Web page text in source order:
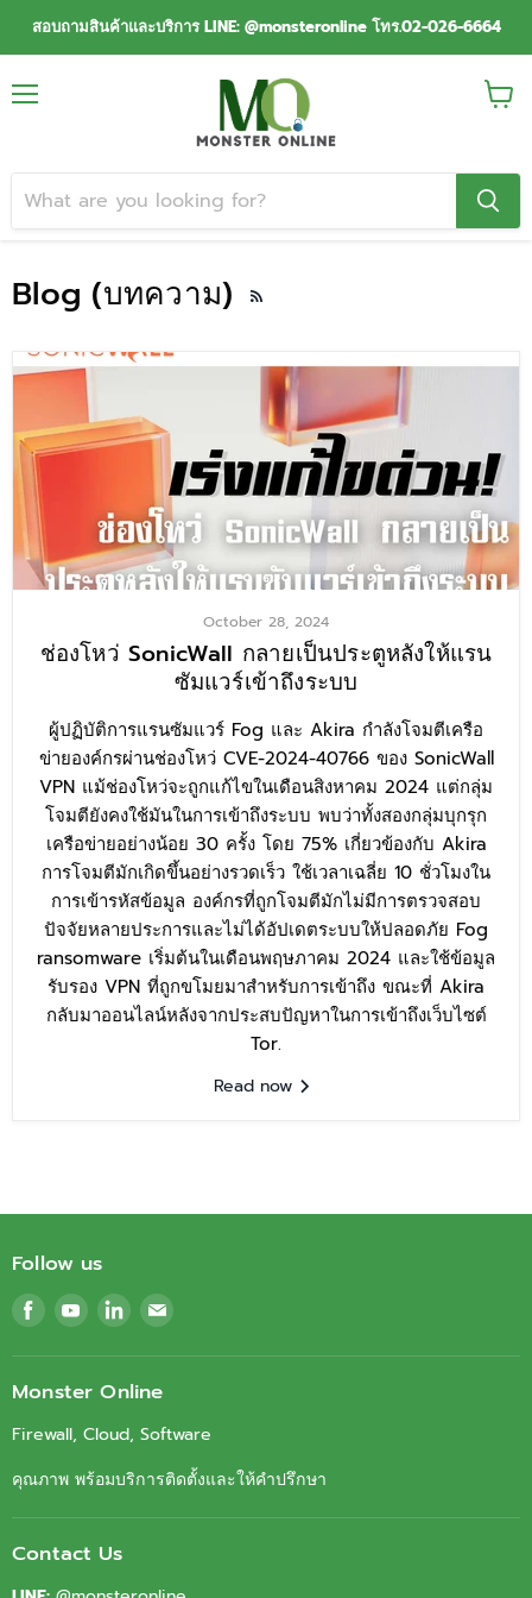
สอบถามสินค้าและบริการ LINE: @monsteronline โทร.02-026-6664
View
Blog (บทความ) RSS
October 28, 2024
ช่องโหว่ SonicWall กลายเป็นประตูหลังให้แรน
ซัมแวร์เข้าถึงระบบ
ผู้ปฏิบัติการแรนซัมแวร์ Fog และ Akira กำลังโจมตีเครือ
ข่ายองค์กรผ่านช่องโหว่ CVE-2024-40766 ของ SonicWall
VPN แม้ช่องโหว่จะถูกแก้ไขในเดือนสิงหาคม 2024 แต่กลุ่ม
โจมตียังคงใช้มันในการเข้าถึงระบบ พบว่าทั้งสองกลุ่มบุกรุก
เครือข่ายอย่างน้อย 30 ครั้ง โดย 75% เกี่ยวข้องกับ Akira
การโจมตีมักเกิดขึ้นอย่างรวดเร็ว ใช้เวลาเฉลี่ย 10 ชั่วโมงใน
การเข้ารหัสข้อมูล องค์กรที่ถูกโจมตีมักไม่มีการตรวจสอบ
ปัจจัยหลายประการและไม่ได้อัปเดตระบบให้ปลอดภัย Fog
ransomware เริ่มต้นในเดือนพฤษภาคม 2024 และใช้ข้อมูล
รับรอง VPN ที่ถูกขโมยมาสำหรับการเข้าถึง ขณะที่ Akira
กลับมาออนไลน์หลังจากประสบปัญหาในการเข้าถึงเว็บไซต์
Tor.
Read now
Follow us
Find
us
on
Facebook
Find
us
on
Youtube
Find
us
on
LinkedIn
Find
on
Monster Online
Firewall, Cloud, Software
คุณภาพ พร้อมบริการติดตั้งและให้คำปรึกษา
Contact Us